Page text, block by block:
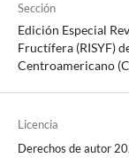
Sección
Edición Especial
Fructífera (RISYF)
Centroamericano
Licencia
Derechos de autor